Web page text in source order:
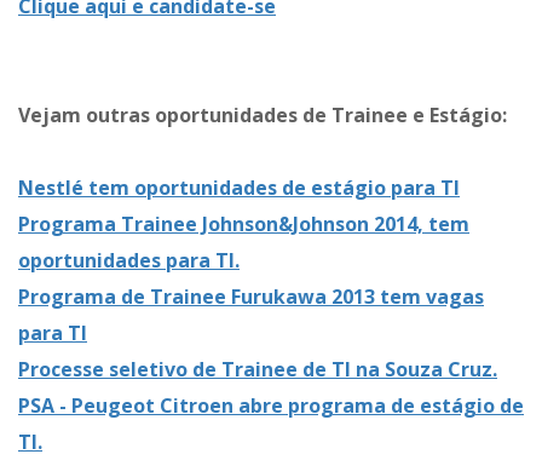
Clique aqui e candidate-se
Vejam outras oportunidades de Trainee e Estágio:
Nestlé tem oportunidades de estágio para TI
Programa Trainee Johnson&Johnson 2014, tem
oportunidades para TI.
Programa de Trainee Furukawa 2013 tem vagas
para TI
Processe seletivo de Trainee de TI na Souza Cruz.
PSA - Peugeot Citroen abre programa de estágio de
TI.